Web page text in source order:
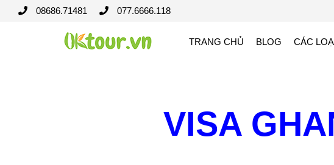
08686.71481 077.6666.118
TRANG CHỦ BLOG CÁC
VISA